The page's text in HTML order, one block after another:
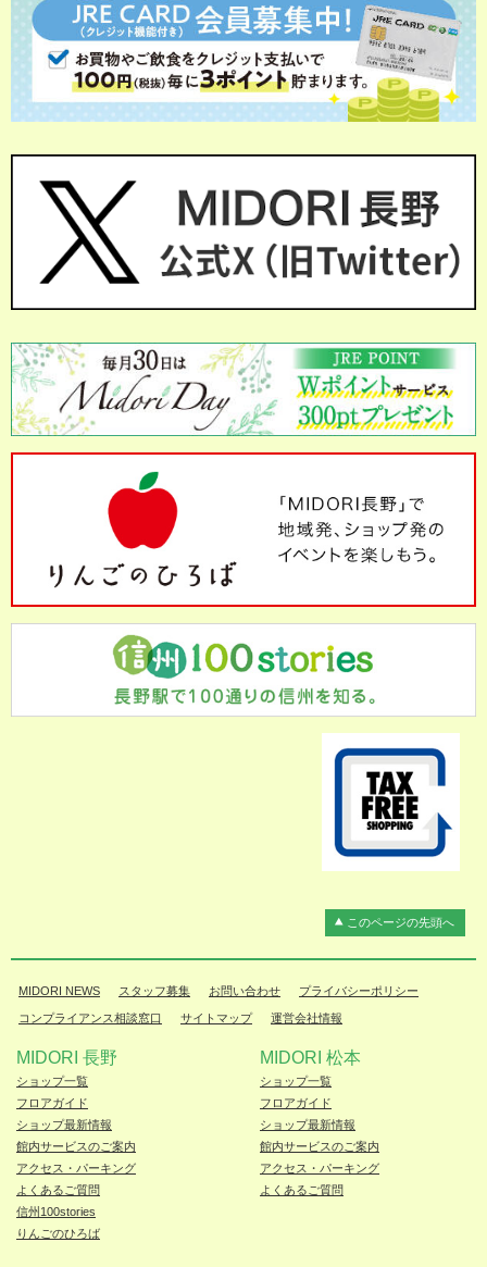
このページの先頭へ
MIDORI NEWS スタッフ募集 お問い合わせ プライバシーポリシー
コンプライアンス相談窓口 サイトマップ 運営会社情報
MIDORI 長野
ショップ一覧
フロアガイド
ショップ最新情報
館内サービスのご案内
アクセス・パーキング
よくあるご質問
信州100stories
りんごのひろば
MIDORI 松本
ショップ一覧
フロアガイド
ショップ最新情報
館内サービスのご案内
アクセス・パーキング
よくあるご質問